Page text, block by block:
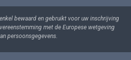
bewaard en gebruikt voor uw inschrijving
met de Europese wetgeving
persoonsgegevens.